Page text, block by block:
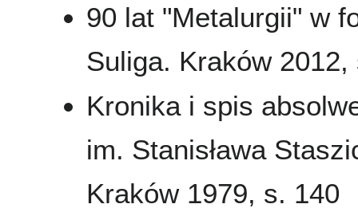
90 lat "Metalurgii" w
Suliga. Kraków
Kronika i spis
im. Stanisława
Kraków 1979, s. 140